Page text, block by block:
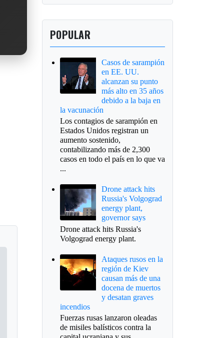
POPULAR
Casos de sarampión
en EE. UU.
alcanzan su punto
más alto en 35 años
debido a la baja en
la vacunación
Los contagios de sarampión en
Estados Unidos registran un
aumento sostenido,
contabilizando más de 2,300
casos en todo el país en lo que va
...
Drone attack hits
Russia's Volgograd
energy plant,
governor says
Drone attack hits Russia's
Volgograd energy plant.
Ataques rusos en la
región de Kiev
causan más de una
docena de muertos
y desatan graves
incendios
Fuerzas rusas lanzaron oleadas
de misiles balísticos contra la